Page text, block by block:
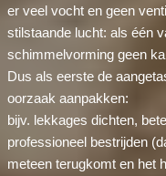
er veel vocht en geen
stilstaande lucht: als één
schimmelvorming geen
Dus als eerste de
oorzaak aanpakken:
bijv. lekkages dichten,
professioneel bestrijden
meteen terugkomt en het